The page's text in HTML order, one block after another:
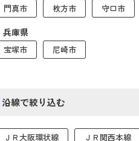
門真市 枚方市 守口市
兵庫県
宝塚市 尼崎市
沿線で絞り込む
ＪＲ大阪環状線 ＪＲ関西本線